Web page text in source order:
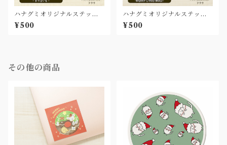
ハナグミオリジナルステッカ
ー✨さつまいも
¥500
ハナグミオリジナルステッカ
ー✨MERRY CHRISTMAS!
¥500
その他の商品